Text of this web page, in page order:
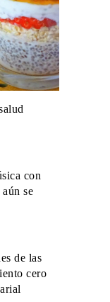
con
se
de las
cero